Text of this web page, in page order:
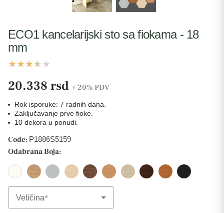
ECO1 kancelarijski sto sa fiokama - 18
mm
20.338 rsd + 20% PDV
Rok isporuke: 7 radnih dana.
Zaključavanje prve fioke.
10 dekora u ponudi.
Code: P1886S5159
Odabrana Boja:
Veličina
Select Option